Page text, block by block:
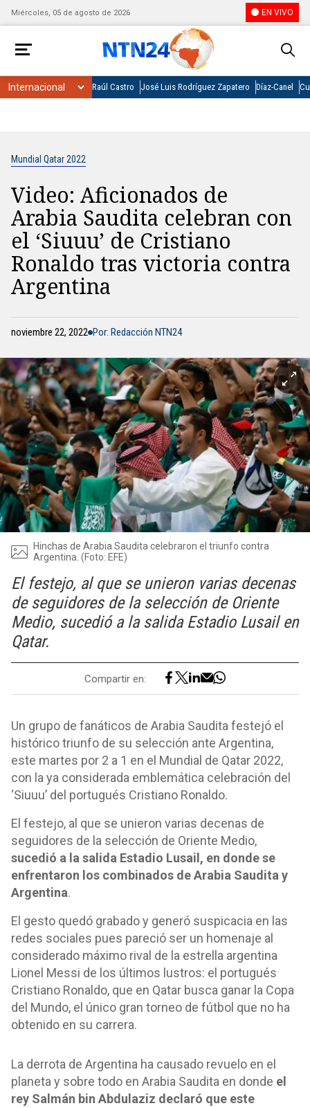
Miércoles, 05 de agosto de 2026 EN VIVO
Raúl Castro José Luis Rodríguez Zapatero Díaz-Canel
Mundial Qatar 2022
Video: Aficionados de
Arabia Saudita celebran con
el ‘Siuuu’ de Cristiano
Ronaldo tras victoria contra
Argentina
noviembre 22, 2022 Por: Redacción NTN24
Hinchas de Arabia Saudita celebraron el triunfo contra
Argentina. (Foto: EFE)
El festejo, al que se unieron varias decenas
de seguidores de la selección de Oriente
Medio, sucedió a la salida Estadio Lusail en
Qatar.
Compartir en:
Un grupo de fanáticos de Arabia Saudita festejó el
histórico triunfo de su selección ante Argentina,
este martes por 2 a 1 en el Mundial de Qatar 2022,
con la ya considerada emblemática celebración del
‘Siuuu’ del portugués Cristiano Ronaldo.
El festejo, al que se unieron varias decenas de
seguidores de la selección de Oriente Medio,
sucedió a la salida Estadio Lusail, en donde se
enfrentaron los combinados de Arabia Saudita y
Argentina.
El gesto quedó grabado y generó suspicacia en las
redes sociales pues pareció ser un homenaje al
considerado máximo rival de la estrella argentina
Lionel Messi de los últimos lustros: el portugués
Cristiano Ronaldo, que en Qatar busca ganar la Copa
del Mundo, el único gran torneo de fútbol que no ha
obtenido en su carrera.
La derrota de Argentina ha causado revuelo en el
planeta y sobre todo en Arabia Saudita en donde el
rey Salmán bin Abdulaziz declaró que este